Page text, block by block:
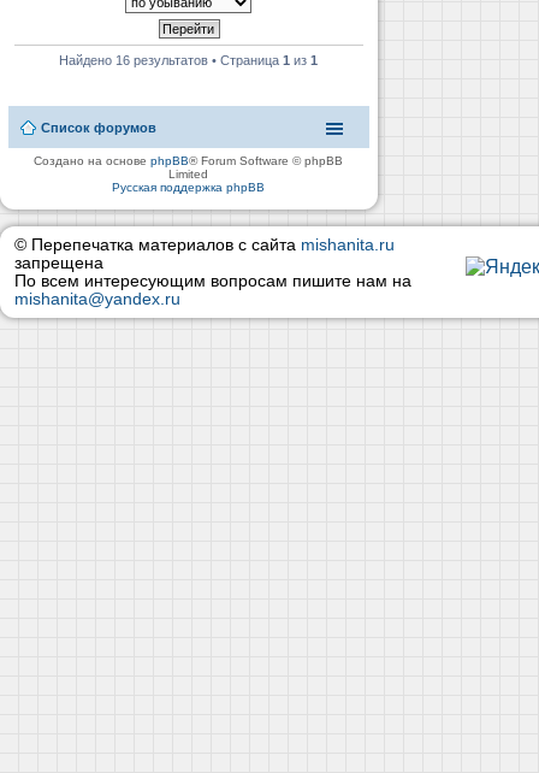
Найдено 16 результатов • Страница1 из1
Список форумов
Создано на основеphpBB® Forum Software © phpBB
Limited
Русская поддержка phpBB
© Перепечатка материалов с сайта mishanita.ru
запрещена
По всем интересующим вопросам пишите нам на
mishanita@yandex.ru